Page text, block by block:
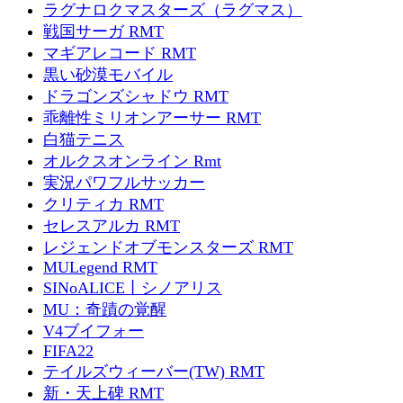
ラグナロクマスターズ（ラグマス）
戦国サーガ RMT
マギアレコード RMT
黒い砂漠モバイル
ドラゴンズシャドウ RMT
乖離性ミリオンアーサー RMT
白猫テニス
オルクスオンライン Rmt
実況パワフルサッカー
クリティカ RMT
セレスアルカ RMT
レジェンドオブモンスターズ RMT
MULegend RMT
SINoALICE丨シノアリス
MU：奇蹟の覚醒
V4ブイフォー
FIFA22
テイルズウィーバー(TW) RMT
新・天上碑 RMT